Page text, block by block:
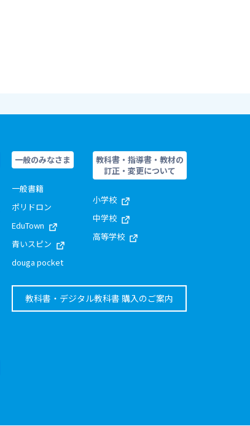
一般のみなさま
一般書籍
ポリドロン
EduTown
青いスピン
douga pocket
教科書・指導書・教材の
訂正・変更について
小学校
中学校
高等学校
教科書・デジタル教科書 購入のご案内